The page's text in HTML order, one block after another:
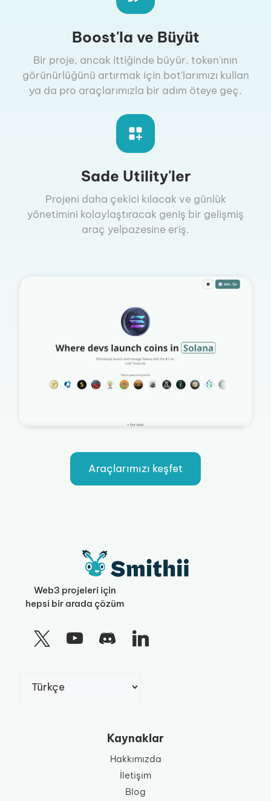
Boost'la ve Büyüt
Bir proje, ancak ittiğinde büyür. token'ının
görünürlüğünü artırmak için bot'larımızı kullan
ya da pro araçlarımızla bir adım öteye geç.
Sade Utility'ler
Projeni daha çekici kılacak ve günlük
yönetimini kolaylaştıracak geniş bir gelişmiş
araç yelpazesine eriş.
Araçlarımızı keşfet
Web3 projeleri için
hepsi bir arada çözüm
Seç
Kaynaklar
Hakkımızda
İletişim
Blog